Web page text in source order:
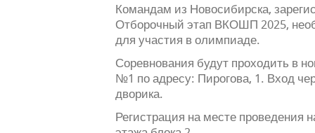
Командам из Новосибирска,
Отборочный этап ВКОШП 2025,
для участия в олимпиаде.
Соревнования будут проходить в
№1 по адресу: Пирогова, 1. Вход
дворика.
Регистрация на месте проведения